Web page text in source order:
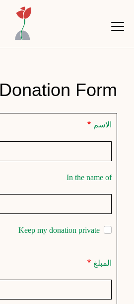
Donation Form
الاسم
In the name of
Keep my donation private
المبلغ